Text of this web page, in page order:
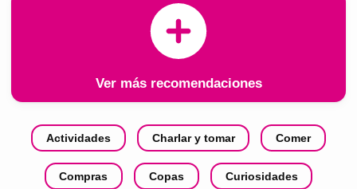
Ver más recomendaciones
Actividades Charlar y tomar Comer
Compras Copas Curiosidades